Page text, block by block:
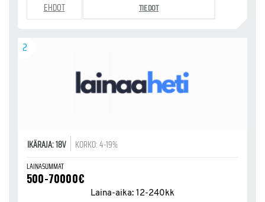
EHDOT TIEDOT
2
IKÄRAJA: 18V KORKO: 4-19%
LAINASUMMAT
500-70000€
Laina-aika: 12-240kk